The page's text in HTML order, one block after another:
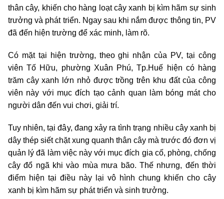
thân cây, khiến cho hàng loạt cây xanh bị kìm hãm sự sinh
trưởng và phát triển. Ngay sau khi nắm được thông tin, PV
đã đến hiện trường để xác minh, làm rõ.
Có mặt tại hiện trường, theo ghi nhận của PV, tại công
viên Tố Hữu, phường Xuân Phú, Tp.Huế hiện có hàng
trăm cây xanh lớn nhỏ được trồng trên khu đất của công
viên này với mục đích tạo cảnh quan làm bóng mát cho
người dân đến vui chơi, giải trí.
Tuy nhiên, tại đây, đang xảy ra tình trạng nhiều cây xanh bị
dây thép siết chặt xung quanh thân cây mà trước đó đơn vị
quản lý đã làm việc này với mục đích gia cố, phòng, chống
cây đổ ngã khi vào mùa mưa bão. Thế nhưng, đến thời
điểm hiện tại điều này lại vô hình chung khiến cho cây
xanh bị kìm hãm sự phát triển và sinh trưởng.